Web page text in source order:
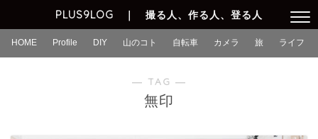
PLUS9LOG ｜ 撮る人、作る人、登る人
HOME Profile DIY 山のコト 自転車 カメラ 旅 ライフ
― TAG ―
無印